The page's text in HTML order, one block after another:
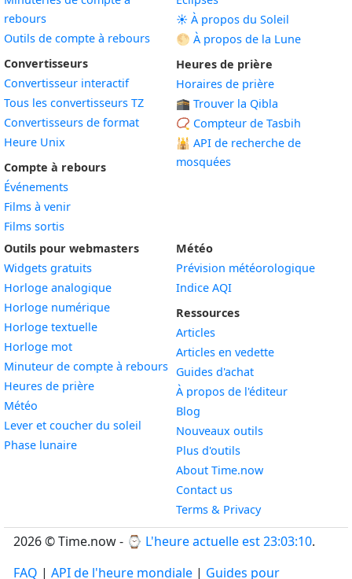
rebours
Outils de compte à rebours
Convertisseurs
Convertisseur interactif
Tous les convertisseurs TZ
Convertisseurs de format
Heure Unix
Compte à rebours
Événements
Films à venir
Films sortis
☀️ À propos du Soleil
🌕 À propos de la Lune
Heures de prière
Horaires de prière
🕋 Trouver la Qibla
📿 Compteur de Tasbih
🕌 API de recherche de
mosquées
Outils pour webmasters
Widgets gratuits
Horloge analogiqueWidget
Horloge numériqueWidget
Horloge textuelleWidget
Horloge motWidget
Minuteur de compte à rebours Widget
Heures de prièreWidget
Météo
Lever et coucher du soleil
Phase lunaireWidget
Météo
Prévision météorologique
Indice AQI
Ressources
Articles
Articles en vedette
Guides d'achat
À propos de l'éditeur
Blog
Nouveaux outils
Plus d'outils
About Time.now
Contact us
Terms & Privacy
2026 © Time.now - ⌚ L'heure actuelle est 23:03:11.
FAQ | API de l'heure mondiale | Guides pour